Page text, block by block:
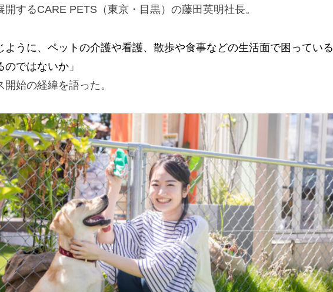
開するCARE PETS（東京・目黒）の藤田英明社長。
ように、ペットの介護や看護、散歩や食事などの生活面で困っている
のではないか 」
開始の経緯を語った。